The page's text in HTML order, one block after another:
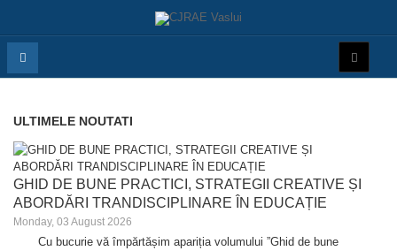
ULTIMELE NOUTATI
GHID DE BUNE PRACTICI, STRATEGII CREATIVE ȘI
ABORDĂRI TRANDISCIPLINARE ÎN EDUCAȚIE
Monday, 03 August 2026
Cu bucurie vă împărtășim apariția volumului ”Ghid de bune